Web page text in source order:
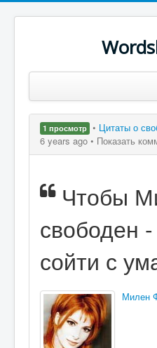
Популярные цитаты
Поиск
1 просмотр • Цитаты о
6 years ago • Показать
Чтобы
свободен
сойти с
Милен